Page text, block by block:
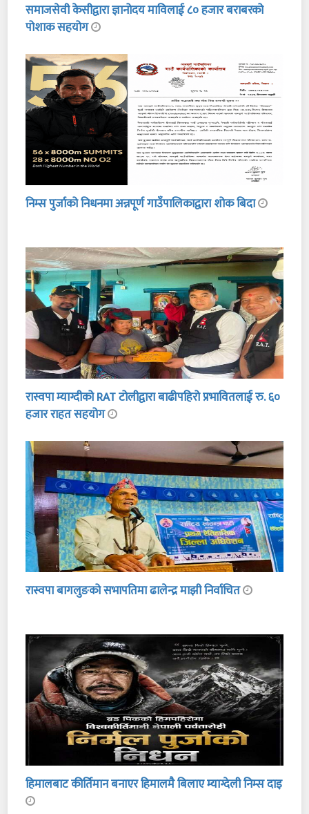
समाजसेवी केसीद्वारा ज्ञानोदय माविलाई ८० हजार बराबरको
पोशाक सहयोग
निम्स पुर्जाको निधनमा अन्नपूर्ण गाउँपालिकाद्वारा शोक बिदा
रास्वपा म्याग्दीको RAT टोलीद्वारा बाढीपहिरो प्रभावितलाई रु. ६०
हजार राहत सहयोग
रास्वपा बागलुङको सभापतिमा ढालेन्द्र माझी निर्वाचित
हिमालबाट कीर्तिमान बनाएर हिमालमै बिलाए म्याग्देली निम्स दाइ